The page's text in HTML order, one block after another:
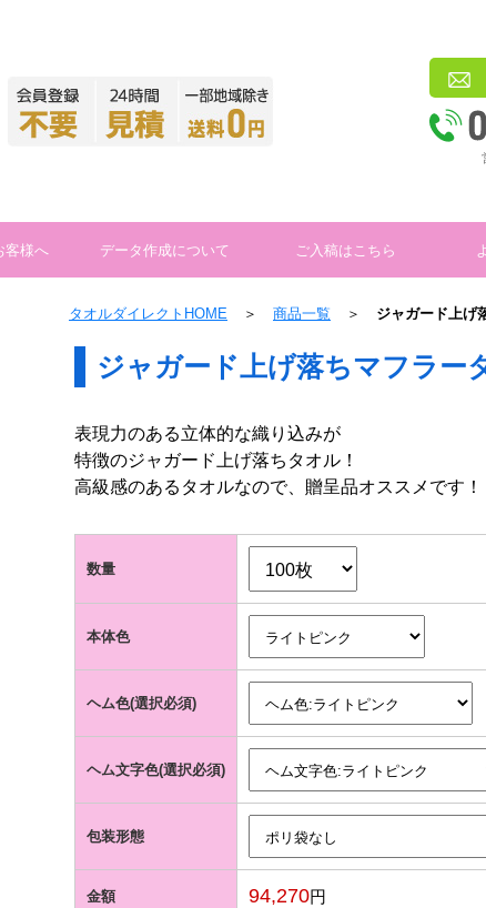
客様へ データ作成について ご入稿はこちら
タオルダイレクトHOME ＞ 商品一覧 ＞ ジャガード上げ
ジャガード上げ落ちマフラー
表現力のある立体的な織り込みが
特徴のジャガード上げ落ちタオル！
高級感のあるタオルなので、贈呈品オススメです！
数量
本体色
ヘム色(選択必須)
ヘム文字色(選択必須)
包装形態
金額 94,270円